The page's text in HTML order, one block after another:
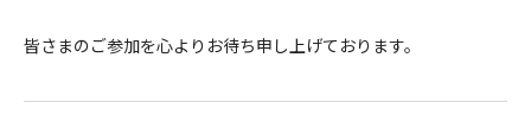
皆さまのご参加を心よりお待ち申し上げております。